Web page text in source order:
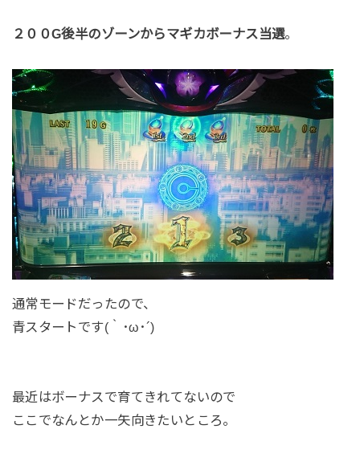
２００G後半のゾーンからマギカボーナス当選。
通常モードだったので、
青スタートです(｀･ω･´)
最近はボーナスで育てきれてないので
ここでなんとか一矢向きたいところ。